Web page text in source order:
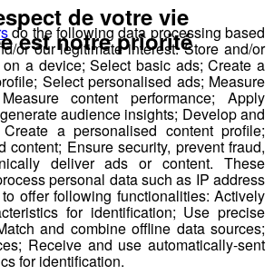
Partager sur Twitter
do the following data processing based
or our legitimate interest: Store and/or
a device; Select basic ads; Create a
Select personalised ads; Measure
content performance; Apply
audience insights; Develop and
a personalised content profile;
content; Ensure security, prevent fraud,
deliver ads or content. These
personal data such as IP address
offer following functionalities: Actively
for identification; Use precise
and combine offline data sources;
Receive and use automatically-sent
for identification.
de votre vie
est notre priorité